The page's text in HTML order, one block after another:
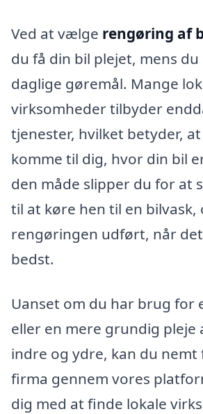
Ved at vælge rengøring af
du få din bil plejet, mens du
daglige gøremål. Mange
virksomheder tilbyder
tjenester, hvilket betyder,
komme til dig, hvor din bil
den måde slipper du for at
til at køre hen til en bilvask,
rengøringen udført, når
bedst.
Uanset om du har brug for
eller en mere grundig pleje
indre og ydre, kan du
firma gennem vores
dig med at finde lokale